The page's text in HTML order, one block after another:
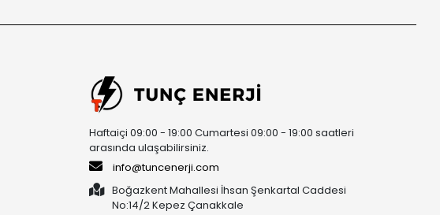
Haftaiçi 09:00 - 19:00 Cumartesi 09:00 - 19:00 saatleri
arasında ulaşabilirsiniz.
info@tuncenerji.com
Boğazkent Mahallesi İhsan Şenkartal Caddesi
No:14/2 Kepez Çanakkale